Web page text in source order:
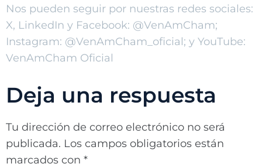
Nos pueden seguir por nuestras redes sociales:
X, LinkedIn y Facebook: @VenAmCham;
Instagram: @VenAmCham_oficial; y YouTube:
VenAmCham Oficial
Deja una respuesta
Tu dirección de correo electrónico no será
publicada. Los campos obligatorios están
marcados con *